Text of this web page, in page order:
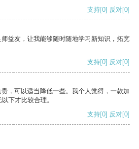
支持[0] 反对[0]
益友，让我能够随时随地学习新知识，拓宽
支持[0] 反对[0]
，可以适当降低一些。我个人觉得，一款加
下才比较合理。
支持[0] 反对[0]